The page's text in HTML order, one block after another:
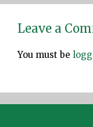
Leave a
You must be